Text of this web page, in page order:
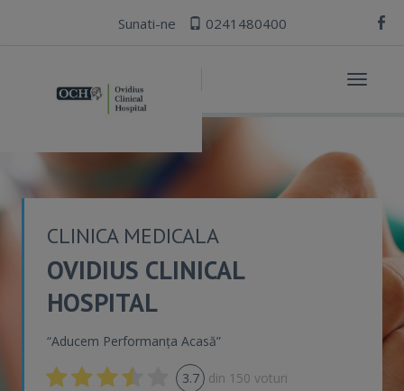
Sunati-ne 0241480400
Toggle
CLINICA MEDICALA
OVIDIUS CLINICAL
HOSPITAL
“Aducem Performanța Acasă”
3.7 din 150 voturi